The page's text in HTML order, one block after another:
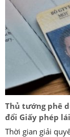
Thủ tướng phê
đổi Giấy phép
Thời gian giải